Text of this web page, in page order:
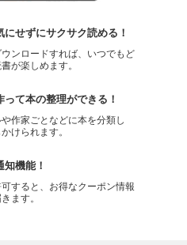
にせずにサクサク読める！
ンロードすれば、いつでもど
が楽しめます。
って本の整理ができる！
作家ごとなどに本を分類し
けられます。
機能！
すると、お得なクーポン情報
ます。